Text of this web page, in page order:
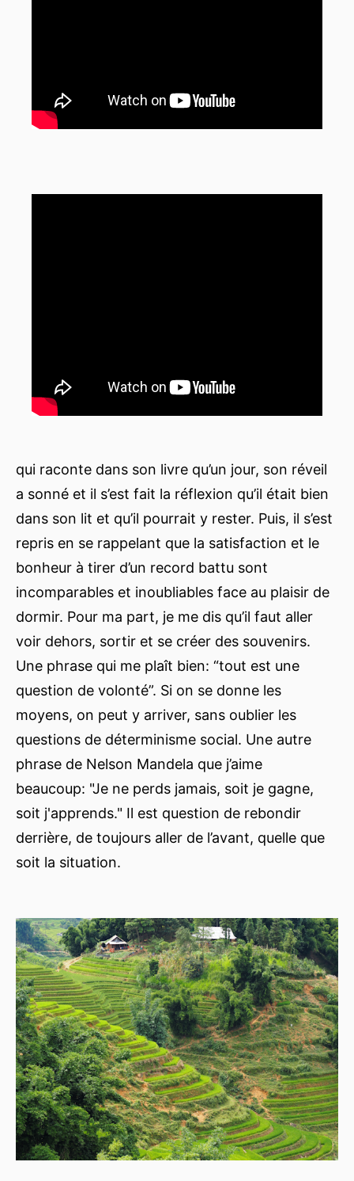
qui raconte dans son livre qu’un jour, son réveil
a sonné et il s’est fait la réflexion qu’il était bien
dans son lit et qu’il pourrait y rester. Puis, il s’est
repris en se rappelant que la satisfaction et le
bonheur à tirer d’un record battu sont
incomparables et inoubliables face au plaisir de
dormir. Pour ma part, je me dis qu’il faut aller
voir dehors, sortir et se créer des souvenirs.
Une phrase qui me plaît bien: “tout est une
question de volonté”. Si on se donne les
moyens, on peut y arriver, sans oublier les
questions de déterminisme social. Une autre
phrase de Nelson Mandela que j’aime
beaucoup: "Je ne perds jamais, soit je gagne,
soit j'apprends." Il est question de rebondir
derrière, de toujours aller de l’avant, quelle que
soit la situation.